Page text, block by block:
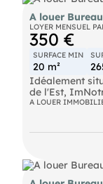
bien est
parfaitement à
souhaitant
Bus Bus Metro
Autoroute
d'Orléans (3)
A louer
LOYER MENSUEL
350 €
SURFACE MIN
20 m²
Idéalement
de l'Est,
coworking de
étage : Open
privatifs (4 à
de réunion
(30
clés en main,
A LOUER